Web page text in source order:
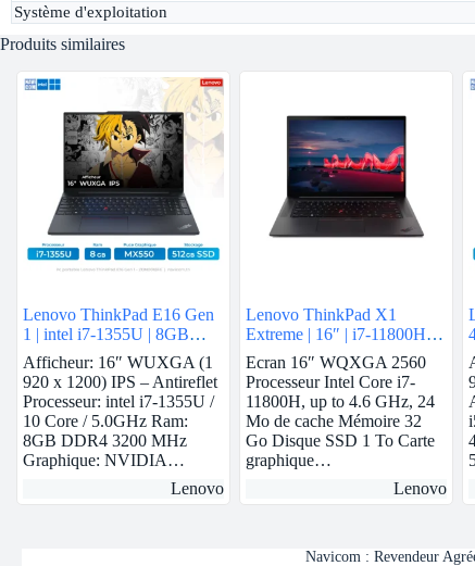
Système d'exploitation
Produits similaires
Lenovo ThinkPad E16 Gen
1 | intel i7-1355U | 8GB
Ram | Nvidia MX550 |
512GB SSD
Afficheur: 16″ WUXGA (1
920 x 1200) IPS – Antireflet
Processeur: intel i7-1355U /
10 Core / 5.0GHz Ram:
8GB DDR4 3200 MHz
Graphique: NVIDIA…
Lenovo
Lenovo ThinkPad X1
Extreme | 16″ | i7-11800H |
32GB Ram | RTX 3060 | 1
To SSD
Ecran 16″ WQXGA 2560
Processeur Intel Core i7-
11800H, up to 4.6 GHz, 24
Mo de cache Mémoire 32
Go Disque SSD 1 To Carte
graphique…
Lenovo
Navicom : Revendeur